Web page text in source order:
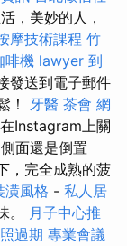
，美妙的人，
摩技術課程 竹
啡機 lawyer 到
發送到電子郵件
！ 牙醫 茶會 網
在Instagram上關
面還是倒置
，完全成熟的菠
潢風格 - 私人居
。 月子中心推
過期 專業會議